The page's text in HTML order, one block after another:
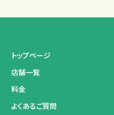
トップページ
店舗一覧
料金
よくあるご質問